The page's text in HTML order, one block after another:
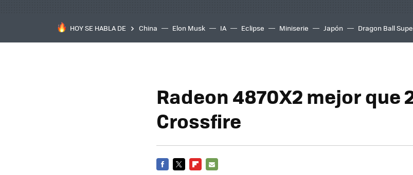
HOY SE HABLA DE China Elon Musk IA Eclipse Miniserie Japón Dragon Ball
Radeon 4870X2 mejor que
Crossfire